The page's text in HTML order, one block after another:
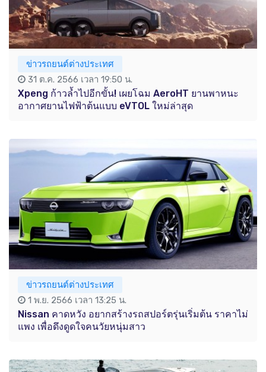
ข่าวรถยนต์ต่างประเทศ
31 ต.ค. 2566 เวลา 19:50 น.
Xpeng ก้าวล้ำไปอีกขั้น! เผยโฉม AeroHT ยานพาหนะ
อากาศยานไฟฟ้าต้นแบบ eVTOL ใหม่ล่าสุด
ข่าวรถยนต์ต่างประเทศ
1 พ.ย. 2566 เวลา 13:25 น.
Nissan คาดหวัง อยากสร้างรถสปอร์ตรุ่นเริ่มต้น ราคาไม่
แพง เพื่อดึงดูดใจคนวัยหนุ่มสาว